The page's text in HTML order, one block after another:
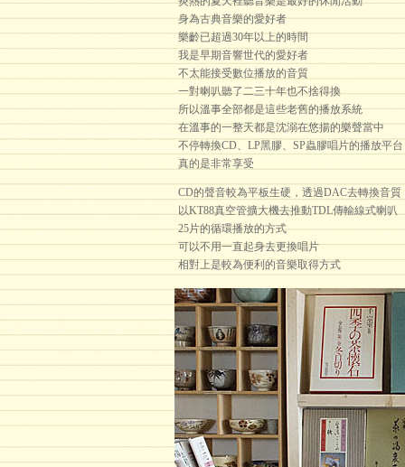
身為古典音樂的愛好者
樂齡已超過30年以上的時間
我是早期音響世代的愛好者
不太能接受數位播放的音質
一對喇叭聽了二三十年也不捨得換
所以溫事全部都是這些老舊的播放系統
在溫事的一整天都是沈溺在悠揚的樂聲當中
不停轉換CD、LP黑膠、SP蟲膠唱片的播放平台
真的是非常享受
CD的聲音較為平板生硬，透過DAC去轉換音質
以KT88真空管擴大機去推動TDL傳輸線式喇叭
25片的循環播放的方式
可以不用一直起身去更換唱片
相對上是較為便利的音樂取得方式